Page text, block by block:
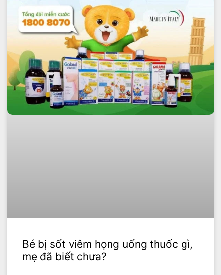
Bé bị sốt viêm họng uống thuốc gì,
mẹ đã biết chưa?